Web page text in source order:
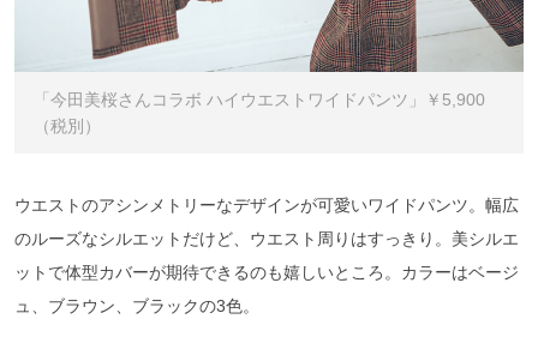
「今田美桜さんコラボ ハイウエストワイドパンツ」￥5,900
（税別）
ウエストのアシンメトリーなデザインが可愛いワイドパンツ。幅広
のルーズなシルエットだけど、ウエスト周りはすっきり。美シルエ
ットで体型カバーが期待できるのも嬉しいところ。カラーはベージ
ュ、ブラウン、ブラックの3色。